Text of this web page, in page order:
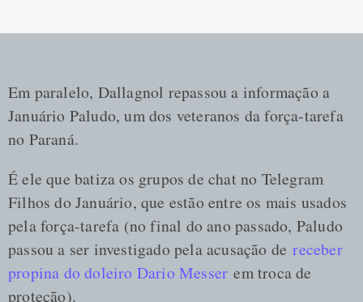
Em paralelo, Dallagnol repassou a informação a
Januário Paludo, um dos veteranos da força-tarefa
no Paraná.
É ele que batiza os grupos de chat no Telegram
Filhos do Januário, que estão entre os mais usados
pela força-tarefa (no final do ano passado, Paludo
passou a ser investigado pela acusação dereceber
propina do doleiro Dario Messer em troca de
proteção).